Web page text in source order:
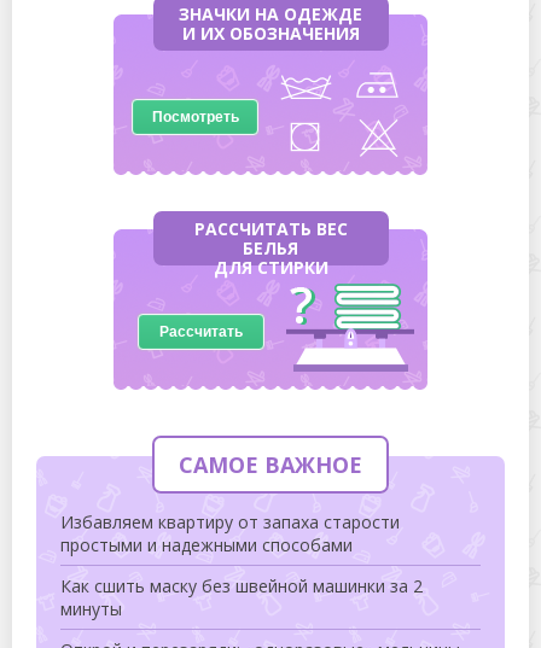
ЗНАЧКИ НА ОДЕЖДЕ
И ИХ ОБОЗНАЧЕНИЯ
Посмотреть
РАССЧИТАТЬ ВЕС
БЕЛЬЯ
ДЛЯ СТИРКИ
Рассчитать
САМОЕ ВАЖНОЕ
Избавляем квартиру от запаха старости
простыми и надежными способами
Как сшить маску без швейной машинки за 2
минуты